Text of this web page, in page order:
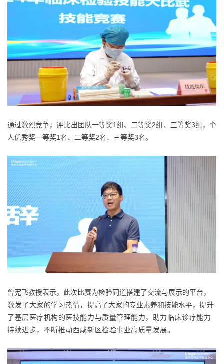
通过激烈竞争，评比出团队一等奖1组、二等奖2组、三等奖3组，个
人优秀奖一等奖1名、二等奖2名、三等奖3名。
曾宪飞教授表示，此次比赛为检验同道搭建了交流与展示的平台，
激发了大家的学习热情， 提高了大家的专业素养和技能水平， 提升
了基层医疗机构的医技能力与质量管理能力，助力临床诊疗能力
持续进步，不断推动西咸新区检验事业高质量发展。